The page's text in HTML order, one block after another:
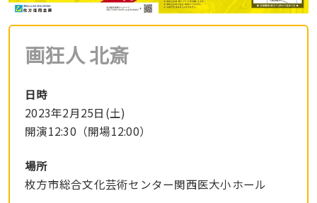
画狂人 北斎
日時
2023年2月25日(土)
開演12:30（開場12:00）
場所
枚方市総合文化芸術センター関西医大小ホール